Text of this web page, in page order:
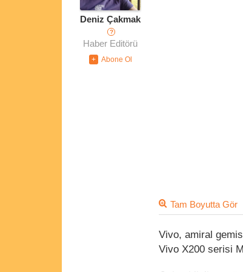
Deniz Çakmak
?
Haber Editörü
Tam Boyutta Gör
Vivo, amiral
Vivo X200 serisi